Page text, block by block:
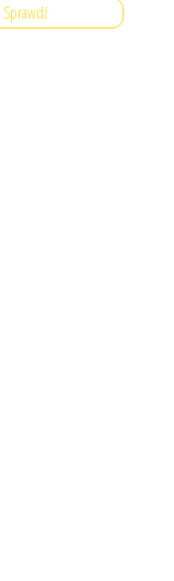
Sprawdź